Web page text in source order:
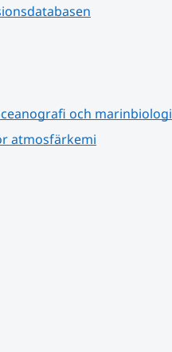
och marinbiologi
atmosfärkemi